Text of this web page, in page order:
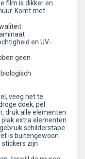
film is dikker en
Komt met
en UV-
geen
veeg het te
doek, pel
druk alle elementen
extra elementen
schilderstape
is buitengewoon
stickers zijn